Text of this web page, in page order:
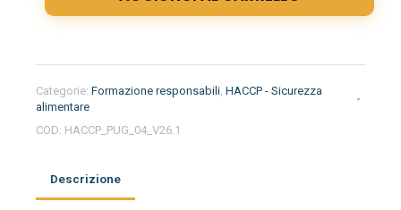
responsabili
alimentare
nella
regione
Puglia
quantità
Categorie: Formazione responsabili, HACCP - Sicurezza
alimentare
COD: HACCP_PUG_04_V26.1
Descrizione